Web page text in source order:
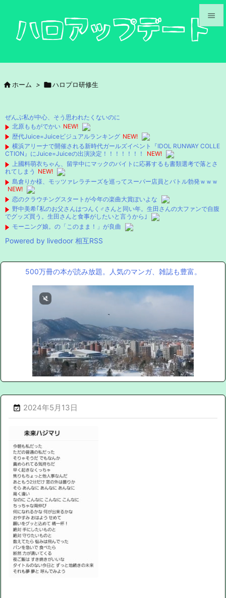



検索
 ホーム > ハロプロ研修生
ぜんぶ私が中心、そう思われたくないのに
北原ももがでかい NEW!
歴代Juice=Juiceビジュアルランキング NEW!
横浜アリーナで開催される新時代ガールズイベント『IDOL RUNWAY COLLE
CTION』にJuice=Juiceの出演決定！！！！！！！
NEW!
上國料萌衣ちゃん、留学中にマックのバイトに応募するも書類選考で落とさ
れてしまう NEW!
島倉りか様、モッツァレラチーズを巡ってスーパー店員とバトル勃発ｗｗｗ
NEW!
恋のクラウチングスタートが今年の楽曲大賞ぽいよな
野中美希｢私のお父さんはつんく♂さんと同い年。生田さんの大ファンで自腹
でグッズ買う。生田さんと食事がしたいと言うから｣
モーニング娘。の「このまま！」が良曲
Powered by livedoor 相互RSS
500万冊の本が読み放題。人気のマンガ、雑誌も豊富。
 2024年5月13日